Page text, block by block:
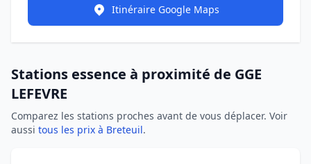
Itinéraire Google Maps
Stations essence à proximité de GGE
LEFEVRE
Comparez les stations proches avant de vous déplacer. Voir
aussi tous les prix à Breteuil.